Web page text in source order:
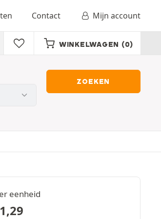
Contact Mijn account
WINKELWAGEN (0)
ZOEKEN
eenheid